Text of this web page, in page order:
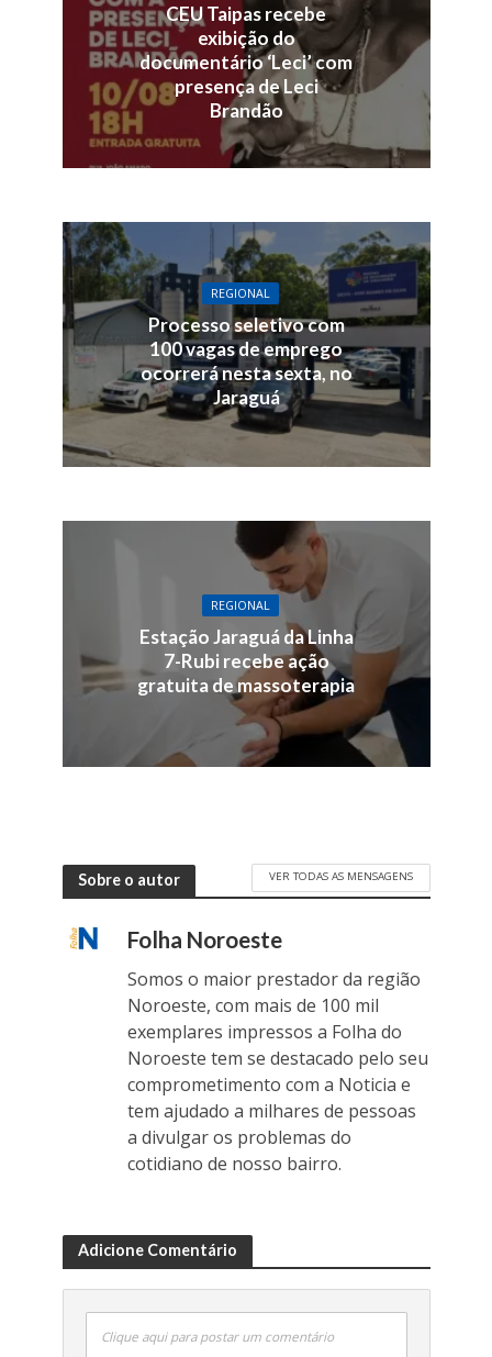
CEU Taipas recebe
exibição do
documentário ‘Leci’ com
presença de Leci
Brandão
REGIONAL
Processo seletivo com
100 vagas de emprego
ocorrerá nesta sexta, no
Jaraguá
REGIONAL
Estação Jaraguá da Linha
7-Rubi recebe ação
gratuita de massoterapia
Sobre o autor VER TODAS AS MENSAGENS
Folha Noroeste
Somos o maior prestador da região
Noroeste, com mais de 100 mil
exemplares impressos a Folha do
Noroeste tem se destacado pelo seu
comprometimento com a Noticia e
tem ajudado a milhares de pessoas
a divulgar os problemas do
cotidiano de nosso bairro.
Adicione Comentário
Clique aqui para postar um comentário